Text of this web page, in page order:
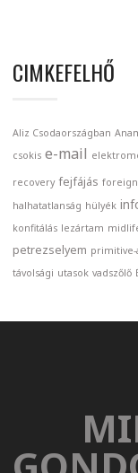
CIMKEFELHŐ
Aliz Csodaországban
csokis e-mail
recovery fejfájás foreign
halhatatlanság hülyék
konfitálás lezártam
petrezselyem primitive-
távolsági utasok vadszőlő